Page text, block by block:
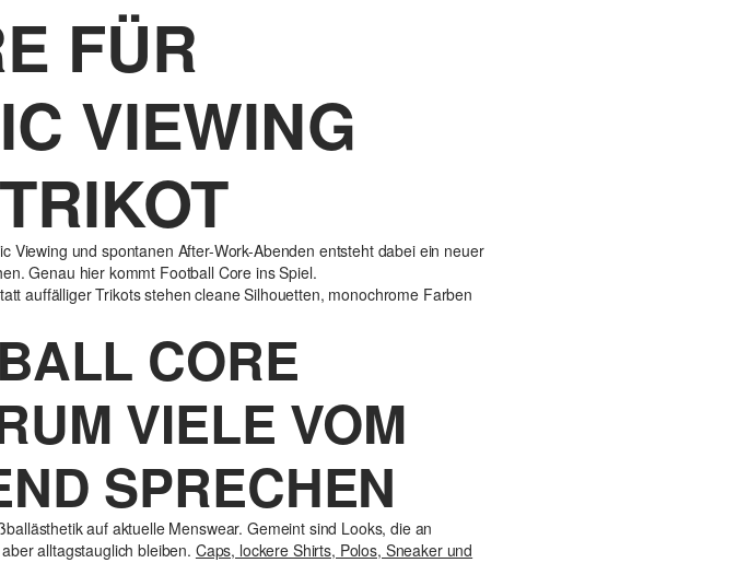
FÜR
VIEWING
Viewing und spontanen After-Work-Abenden entsteht dabei ein neuer
Genau hier kommt Football Core ins Spiel.
auffälliger Trikots stehen cleane Silhouetten, monochrome Farben
CORE
VIELE VOM
SPRECHEN
auf aktuelle Menswear. Gemeint sind Looks, die an
alltagstauglich bleiben. Caps, lockere Shirts, Polos, Sneaker und